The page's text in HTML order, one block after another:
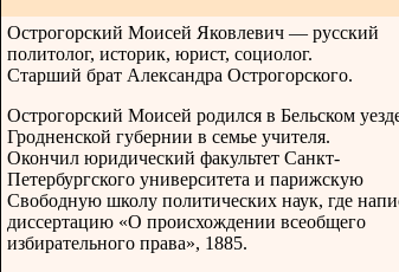
Острогорский Моисей Яковлевич — русский
политолог, историк, юрист, социолог.
Старший брат Александра Острогорского.
Острогорский Моисей родился в Бельском
Гродненской губернии в семье учителя.
Окончил юридический факультет Санкт-
Петербургского университета и парижскую
Свободную школу политических наук, где
диссертацию «О происхождении всеобщего
избирательного права», 1885.